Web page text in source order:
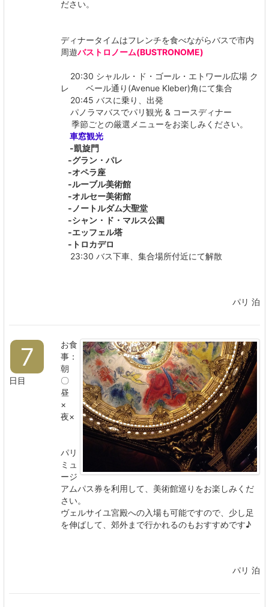
ださい。
ディナータイムはフレンチを食べながらバスで市内
周遊バストロノーム(BUSTRONOME)
20:30 シャルル・ド・ゴール・エトワール広場 ク
レ ベール通り(Avenue Kleber)角にて集合
20:45 バスに乗り、出発
パノラマバスでパリ観光 & コースディナー
季節ごとの厳選メニューをお楽しみください。
車窓観光
-凱旋門
-グラン・パレ
-オペラ座
-ルーブル美術館
-オルセー美術館
-ノートルダム大聖堂
-シャン・ド・マルス公園
-エッフェル塔
-トロカデロ
23:30 バス下車、集合場所付近にて解散
パリ 泊
7
日目
お食
事：
朝
〇
昼
×
夜×
パリ
ミュ
ージ
アムパス券を利用して、美術館巡りをお楽しみくだ
さい。
ヴェルサイユ宮殿への入場も可能ですので、少し足
を伸ばして、郊外まで行かれるのもおすすめです♪
パリ 泊